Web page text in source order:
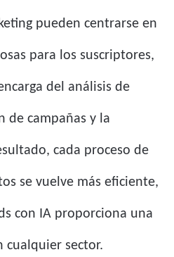
pueden centrarse en
para los suscriptores,
del análisis de
de campañas y la
cada proceso de
se vuelve más eficiente,
con IA proporciona una
cualquier sector.